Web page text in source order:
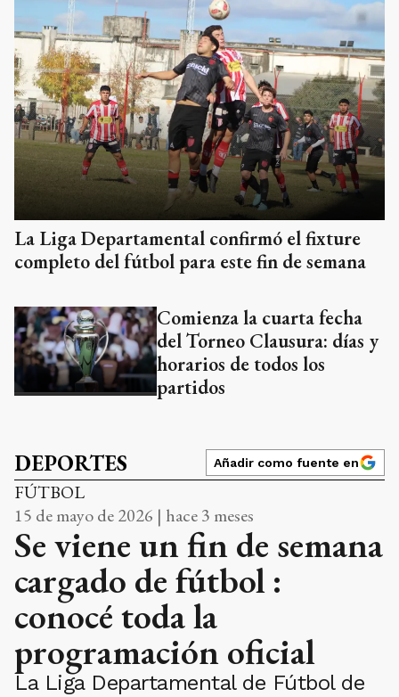
La Liga Departamental confirmó el fixture
completo del fútbol para este fin de semana
Comienza la cuarta fecha
del Torneo Clausura: días y
horarios de todos los
partidos
DEPORTES Añadir como fuente en
FÚTBOL
15 de mayo de 2026 | hace 3 meses
Se viene un fin de semana
cargado de fútbol :
conocé toda la
programación oficial
La Liga Departamental de Fútbol de